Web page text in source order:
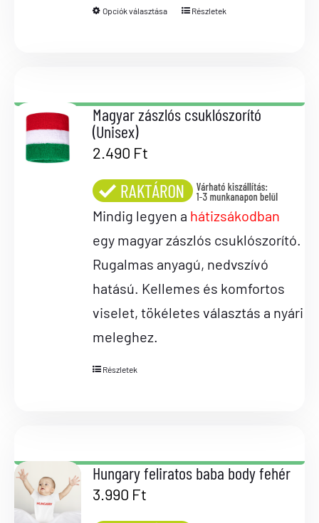
Opciók választása Részletek
Magyar zászlós csuklószorító
(Unisex)
2.490 Ft
Mindig legyen a hátizsákodban
egy magyar zászlós csuklószorító.
Rugalmas anyagú, nedvszívó
hatású. Kellemes és komfortos
viselet, tökéletes választás a nyári
meleghez.
Részletek
Hungary feliratos baba body fehér
3.990 Ft